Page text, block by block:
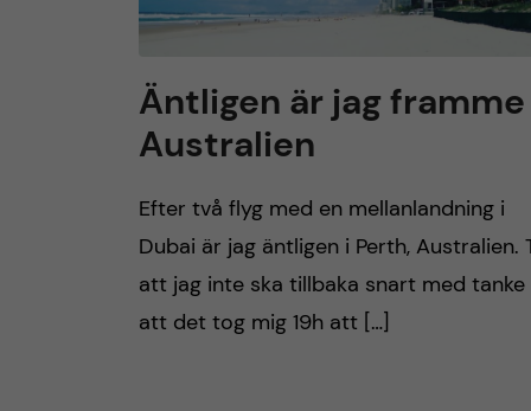
Äntligen är jag
Australien
Efter två flyg med en mellanlandning i
Dubai är jag äntligen i Perth, Australien.
att jag inte ska tillbaka snart med tanke
att det tog mig 19h att […]